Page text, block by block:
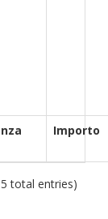
Importo
total entries)